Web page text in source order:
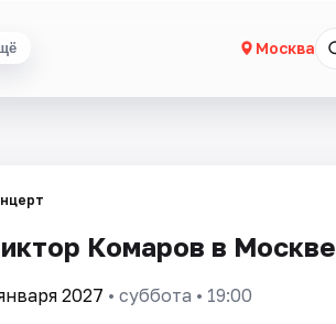
Москва
Комаров в Москве
2027 • суббота • 19:00